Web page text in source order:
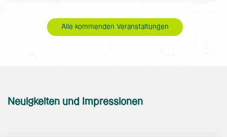
Alle kommenden Veranstaltungen
Neuigkeiten und Impressionen